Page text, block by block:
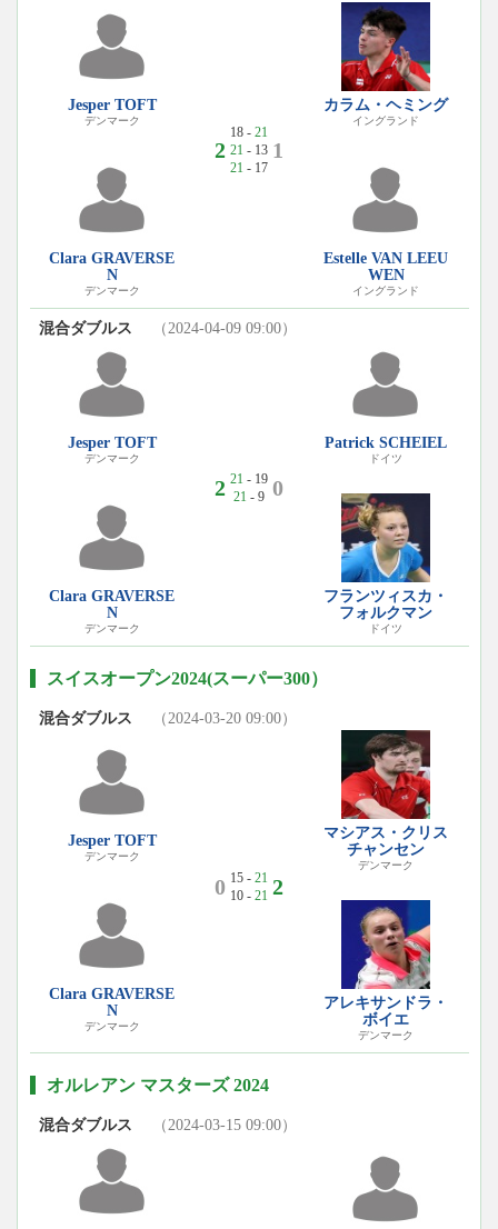
Jesper TOFT
デンマーク
Clara GRAVERSE
N
デンマーク
2
18 - 21
21 - 13
21 - 17
1
カラム・ヘミング
イングランド
Estelle VAN LEEU
WEN
イングランド
混合ダブルス （2024-04-09 09:00）
Jesper TOFT
デンマーク
Clara GRAVERSE
N
デンマーク
2 21 - 19
21 - 9 0
Patrick SCHEIEL
ドイツ
フランツィスカ・
フォルクマン
ドイツ
スイスオープン2024(スーパー300）
混合ダブルス （2024-03-20 09:00）
Jesper TOFT
デンマーク
Clara GRAVERSE
N
デンマーク
0 15 - 21
10 - 21 2
マシアス・クリス
チャンセン
デンマーク
アレキサンドラ・
ボイエ
デンマーク
オルレアン マスターズ 2024
混合ダブルス （2024-03-15 09:00）